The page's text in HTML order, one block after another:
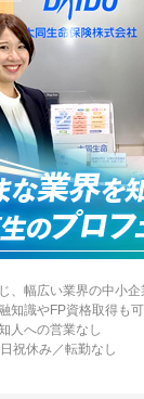
、幅広い業界の中小企
知識やFP資格取得も可
人への営業なし
祝休み／転勤なし